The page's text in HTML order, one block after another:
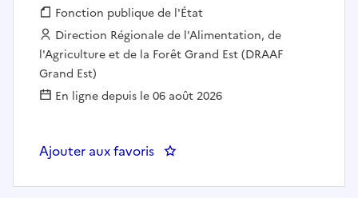
Fonction publique :
Fonction publique de l'État
Employeur :
Direction Régionale de l'Alimentation, de
l'Agriculture et de la Forêt Grand Est (DRAAF
Grand Est)
En ligne depuis le 06 août 2026
Ajouter aux favoris : Chargé d'enquêtes -